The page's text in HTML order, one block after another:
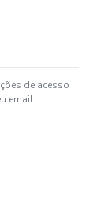
de acesso
email.